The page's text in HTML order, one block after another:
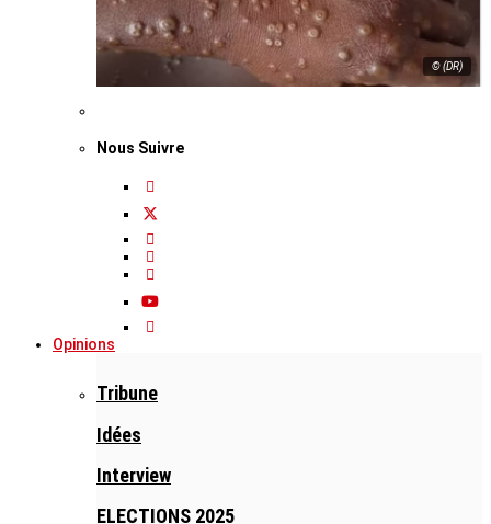
© (DR)
Nous Suivre
Opinions
Tribune
Idées
Interview
ELECTIONS 2025